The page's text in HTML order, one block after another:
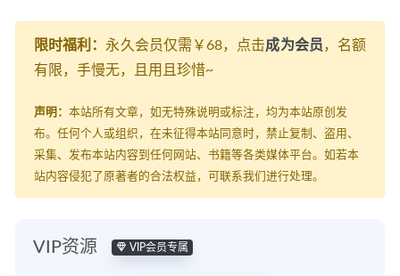
限时福利： 永久会员仅需￥68，点击成为会员，名额
有限，手慢无，且用且珍惜~
声明： 本站所有文章，如无特殊说明或标注，均为本站原创发
布。任何个人或组织，在未征得本站同意时，禁止复制、盗用、
采集、发布本站内容到任何网站、书籍等各类媒体平台。如若本
站内容侵犯了原著者的合法权益，可联系我们进行处理。
VIP资源 VIP会员专属